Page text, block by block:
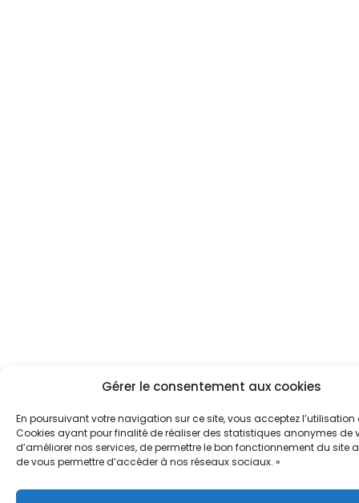
Gérer le consentement aux cookies
En poursuivant votre navigation sur ce site, vous acceptez l’utilisation
Cookies ayant pour finalité de réaliser des statistiques anonymes de
d’améliorer nos services, de permettre le bon fonctionnement du site
de vous permettre d’accéder à nos réseaux sociaux. »